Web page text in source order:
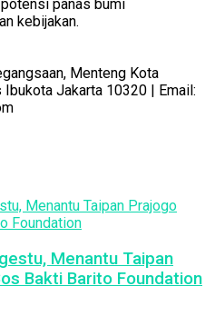
panas bumi
kebijakan.
Menteng Kota
Jakarta 10320 | Email:
Menantu Taipan
Bakti Barito Foundation